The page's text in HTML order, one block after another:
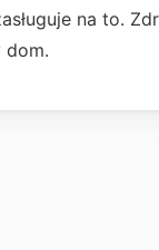
na to.
dom.